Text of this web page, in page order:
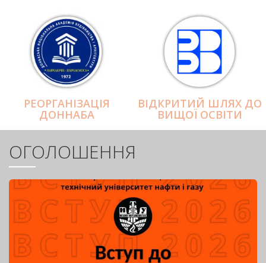
РЕОРГАНІЗАЦІЯ
ДОННАБА
ВІДКРИТИЙ ШЛЯХ ДО
ВИЩОЇ ОСВІТИ
ОГОЛОШЕННЯ